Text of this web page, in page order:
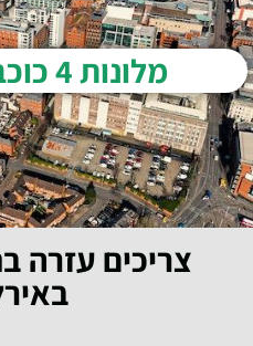
מלונות 4 כוכבים בבלפסט
צריכים עזרה